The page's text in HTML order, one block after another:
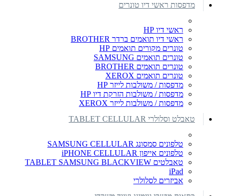
מדפסות ראשי דיו טונרים
ראשי דיו HP
ראשי דיו תואמים ברדר BROTHER
טונרים מקורים תואמים HP
טונרים תואמים SAMSUNG
טונרים תואמים BROTHER
טונרים תואמים XEROX
מדפסות / משולבות לייזר HP
מדפסות / משולבות הזרקת דיו HP
מדפסות / משולבות לייזר XEROX
טאבלט וסלולרי TABLET CELLULAR
טלפונים סמסונג SAMSUNG CELLULAR
טלפונים אייפון iPHONE CELLULAR
טאבלטים TABLET SAMSUNG BLACKVIEW
iPad
אביזרים לסלולרי